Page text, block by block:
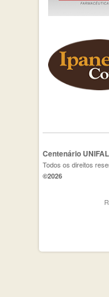
Centenário
Todos os direitos
©2026